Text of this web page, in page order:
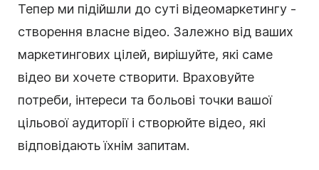
Тепер ми підійшли до суті відеомаркетингу -
створення власне відео. Залежно від ваших
маркетингових цілей, вирішуйте, які саме
відео ви хочете створити. Враховуйте
потреби, інтереси та больові точки вашої
цільової аудиторії і створюйте відео, які
відповідають їхнім запитам.